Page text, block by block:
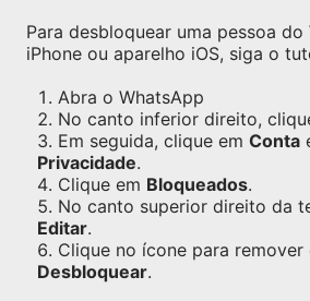
Para desbloquear uma pessoa do
iPhone ou aparelho iOS, siga o
Abra o WhatsApp
No canto inferior direito,
Em seguida, clique em Conta
Privacidade.
Clique em Bloqueados.
No canto superior direito da
Editar.
Clique no ícone para remover
Desbloquear.